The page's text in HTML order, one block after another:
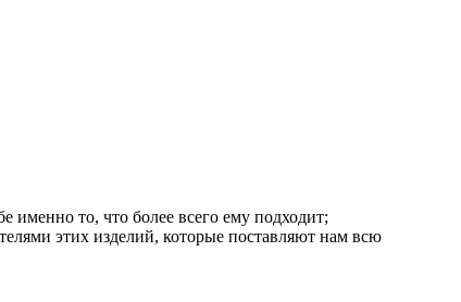
именно то, что более всего ему подходит;
этих изделий, которые поставляют нам всю